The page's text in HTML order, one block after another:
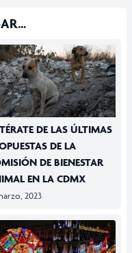
DE LAS ÚLTIMAS
DE LA
DE BIENESTAR
EN LA CDMX
2023